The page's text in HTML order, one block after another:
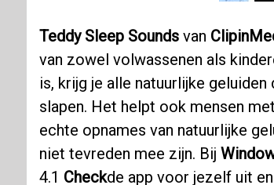
Teddy Sleep Soundsvan
van zowel volwassenen als
is, krijg je alle natuurlijke
slapen. Het helpt ook mensen
echte opnames van natuurlijke
niet tevreden mee zijn. Bij
4.1 Checkde app voor jezelf uit